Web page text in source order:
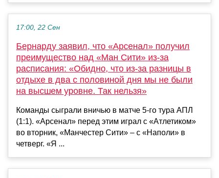
17:00, 22 Сен
Бернарду заявил, что «Арсенал» получил
преимущество над «Ман Сити» из-за
расписания: «Обидно, что из-за разницы в
отдыхе в два с половиной дня мы не были
на высшем уровне. Так нельзя»
Команды сыграли вничью в матче 5-го тура АПЛ
(1:1). «Арсенал» перед этим играл с «Атлетиком»
во вторник, «Манчестер Сити» – с «Наполи» в
четверг. «Я ...